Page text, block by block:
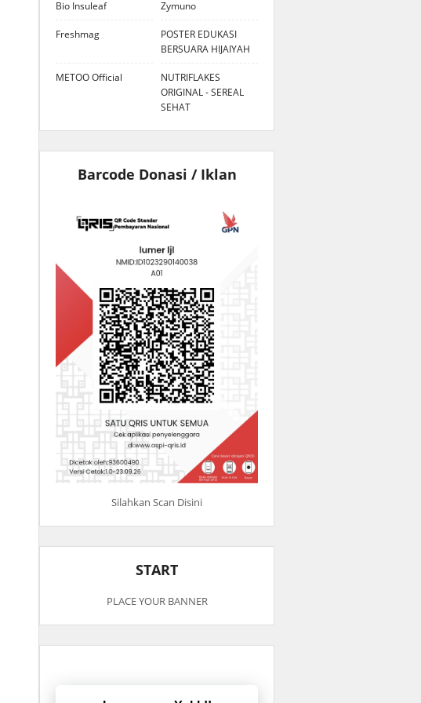
Bio Insuleaf Zymuno
Freshmag
POSTER EDUKASI
BERSUARA HIJAIYAH
METOO Official
NUTRIFLAKES
ORIGINAL - SEREAL
SEHAT
Barcode Donasi / Iklan
Silahkan Scan Disini
START
PLACE YOUR BANNER